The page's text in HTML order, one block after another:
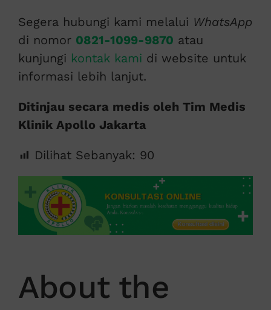
Segera hubungi kami melalui WhatsApp
di nomor 0821-1099-9870 atau
kunjungi kontak kami di website untuk
informasi lebih lanjut.
Ditinjau secara medis oleh Tim Medis
Klinik Apollo Jakarta
Dilihat Sebanyak: 90
About the